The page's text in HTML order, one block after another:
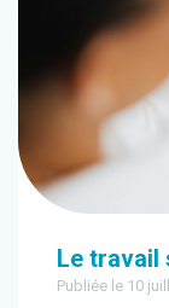
Le travail
Publiée le 10